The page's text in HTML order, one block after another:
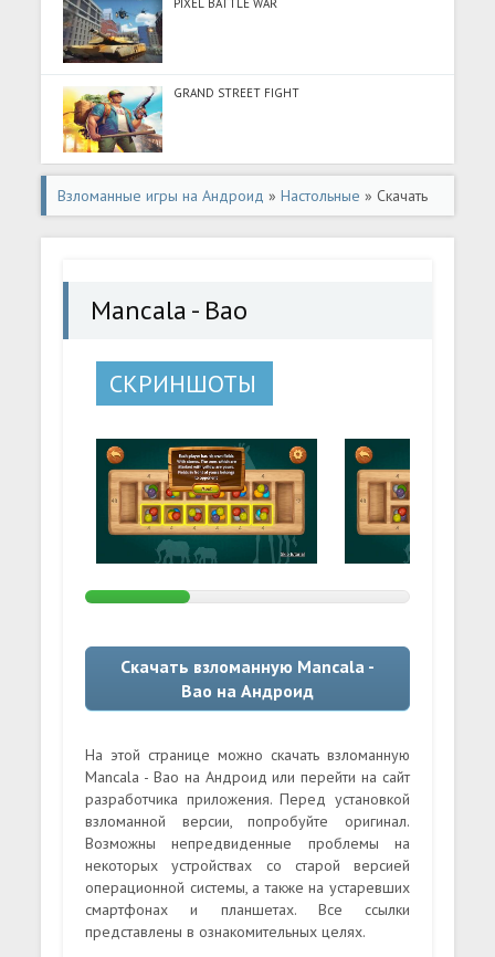
PIXEL BATTLE WAR
GRAND STREET FIGHT
Взломанные игры на Андроид »Настольные » Скачать
Mancala - Bao (Много монет) на Андроид
Mancala - Bao
СКРИНШОТЫ
Скачать взломанную Mancala -
Bao на Андроид
На этой странице можно скачать взломанную
Mancala - Bao на Андроид или перейти на сайт
разработчика приложения. Перед установкой
взломанной версии, попробуйте оригинал.
Возможны непредвиденные проблемы на
некоторых устройствах со старой версией
операционной системы, а также на устаревших
смартфонах и планшетах. Все ссылки
представлены в ознакомительных целях.